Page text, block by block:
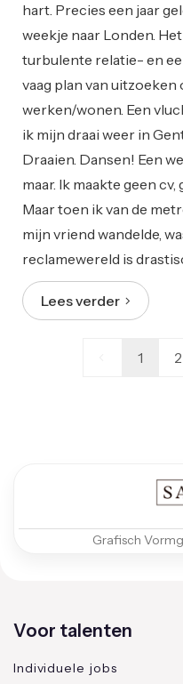
hart. Precies een jaar
weekje naar Londen.
turbulente relatie- en
vaag plan van
werken/wonen. Een
ik mijn draai weer in
Draaien. Dansen! Een
maar. Ik maakte geen
Maar toen ik van de
mijn vriend wandelde,
reclamewereld is
Lees verder
1 2
Grafisch
Voor talenten
Individuele jobs